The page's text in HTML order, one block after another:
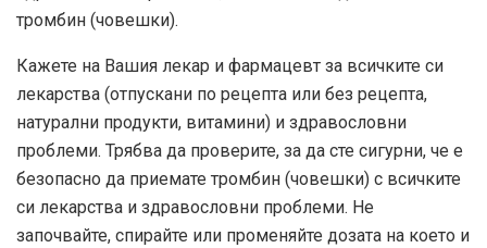
тромбин (човешки).
Кажете на Вашия лекар и фармацевт за всичките си
лекарства (отпускани по рецепта или без рецепта,
натурални продукти, витамини) и здравословни
проблеми. Трябва да проверите, за да сте сигурни, че е
безопасно да приемате тромбин (човешки) с всичките
си лекарства и здравословни проблеми. Не
започвайте, спирайте или променяйте дозата на което и